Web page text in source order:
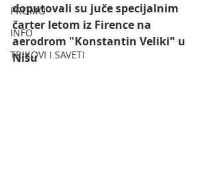
PROMO
INFO
TRIKOVI I SAVETI
doputovali su juče specijalnim
čarter letom iz Firence na
aerodrom "Konstantin Veliki" u
Nišu